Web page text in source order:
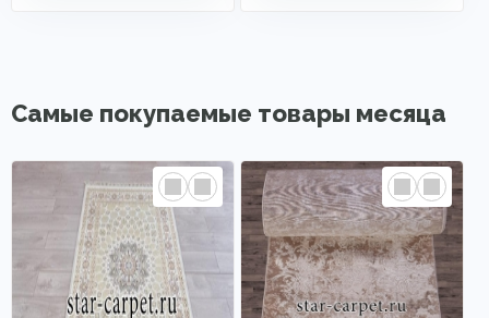
Самые покупаемые товары месяца